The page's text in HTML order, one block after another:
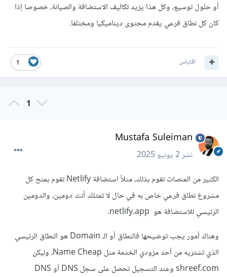
أو حلول توسيع، وكل هذا يزيد تكاليف الاستضافة والصيانة، خصوصا إذا
كان كل نطاق فرعي يقدم محتوى ديناميكيا ومختلفا.
1 اقتباس
1
Mustafa Suleiman
نشر2 يونيو 2025
الكثير من المنصات تقوم بذلك، مثلاً استضافة Netlify تقوم بمنح كل
مشروع نطاق فرعي خاص به في حال لا تمتلك أنت دومين، والدومين
الرئيسي للاستضافة هو netlify.app.
وهناك أمور يجب توضيحها فالنطاق أو الـ Domain هو النطاق الرئيسي
الذي تشتريه من أحد مزودي الخدمة مثل Name Cheap، وليكن
shreef.com وعند التسجيل تحصل على سجل DNS أو DNS